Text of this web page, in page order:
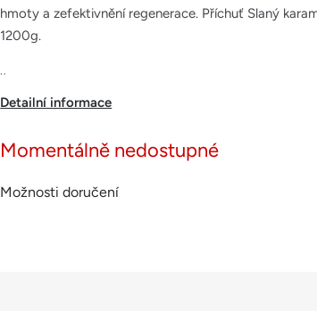
Momentálně nedostupné
Možnosti doručení
hmoty a zefektivnění regenerace. Příchuť Slaný
1200g.
¨
Detailní informace